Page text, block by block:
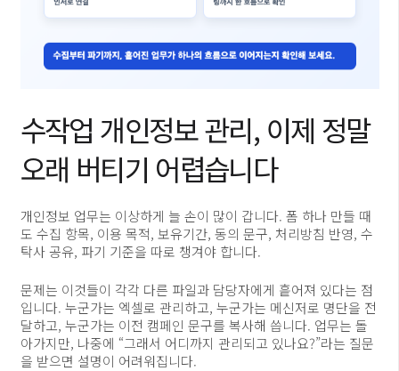
수작업 개인정보 관리, 이제 정말
오래 버티기 어렵습니다
개인정보 업무는 이상하게 늘 손이 많이 갑니다. 폼 하나 만들 때
도 수집 항목, 이용 목적, 보유기간, 동의 문구, 처리방침 반영, 수
탁사 공유, 파기 기준을 따로 챙겨야 합니다.
문제는 이것들이 각각 다른 파일과 담당자에게 흩어져 있다는 점
입니다. 누군가는 엑셀로 관리하고, 누군가는 메신저로 명단을 전
달하고, 누군가는 이전 캠페인 문구를 복사해 씁니다. 업무는 돌
아가지만, 나중에 “그래서 어디까지 관리되고 있나요?”라는 질문
을 받으면 설명이 어려워집니다.